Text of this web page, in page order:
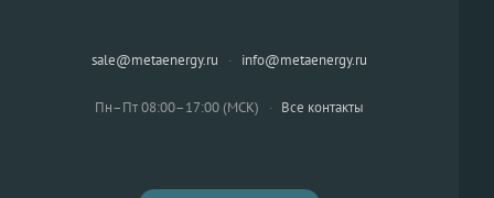
sale@metaenergy.ru · info@metaenergy.ru
Пн–Пт 08:00–17:00 (МСК) · Все контакты